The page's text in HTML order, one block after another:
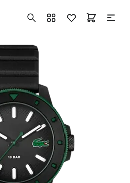
+7 ( 705 ) 181-42-50
info@vetervremeni.kz